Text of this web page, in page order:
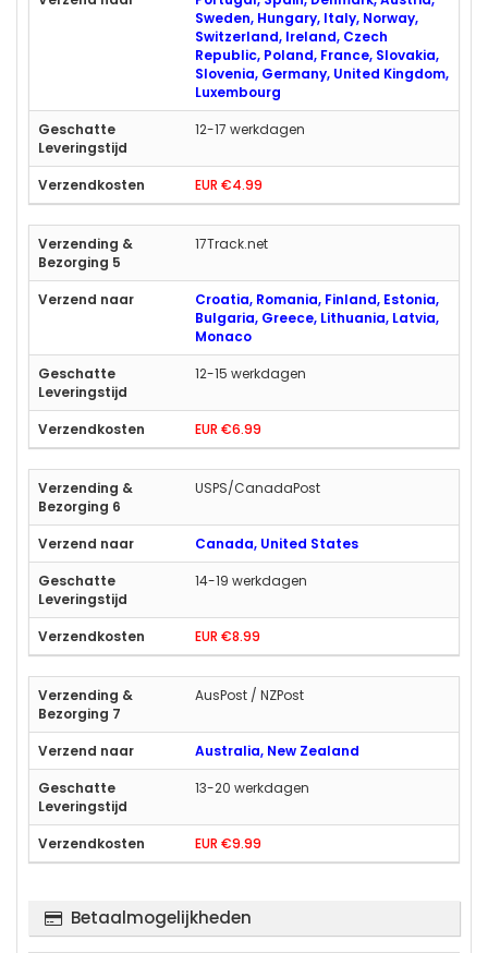
Sweden, Hungary, Italy, Norway,
Switzerland, Ireland, Czech
Republic, Poland, France, Slovakia,
Slovenia, Germany, United Kingdom,
Luxembourg
12-17 werkdagen
EUR €4.99
17Track.net
Croatia, Romania, Finland, Estonia,
Bulgaria, Greece, Lithuania, Latvia,
Monaco
12-15 werkdagen
EUR €6.99
USPS/CanadaPost
Canada, United States
14-19 werkdagen
EUR €8.99
AusPost / NZPost
Australia, New Zealand
13-20 werkdagen
EUR €9.99
Betaalmogelijkheden